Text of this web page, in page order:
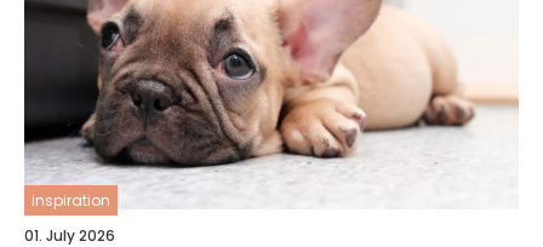
inspiration
01. July 2026